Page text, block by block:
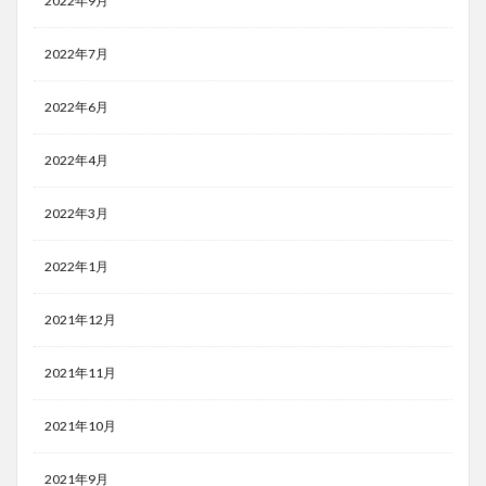
2022年7月
2022年6月
2022年4月
2022年3月
2022年1月
2021年12月
2021年11月
2021年10月
2021年9月